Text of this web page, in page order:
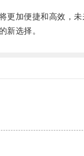
加便捷和高效，未
选择。